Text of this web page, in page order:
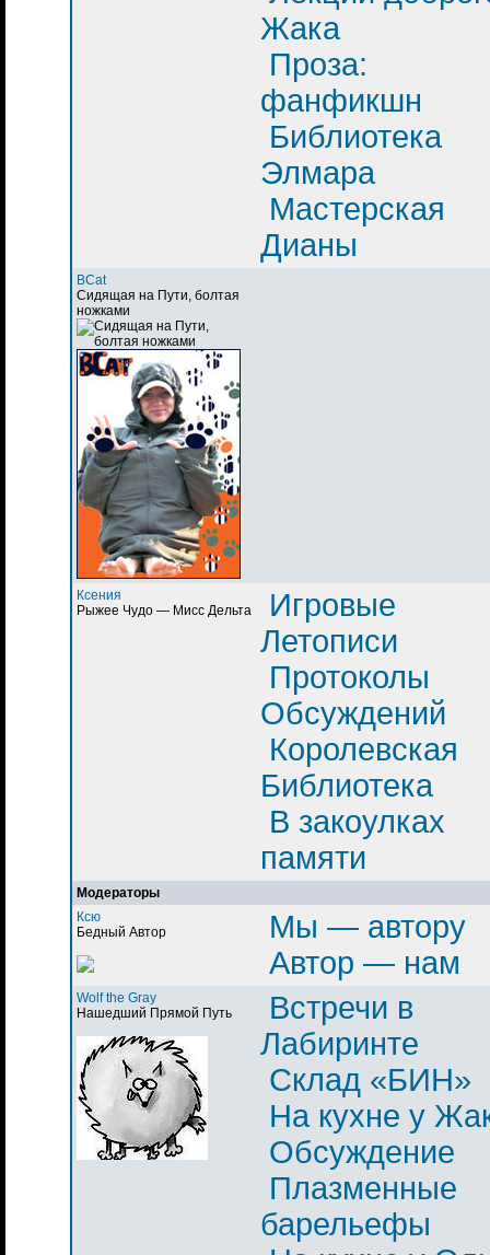
Жака
Проза:
фанфикшн
Библиотека
Элмара
Мастерская
Дианы
BCat
Сидящая на Пути, болтая
ножками
Ксения
Рыжее Чудо — Мисс Дельта
Игровые
Летописи
Протоколы
Обсуждений
Королевская
Библиотека
В закоулках
памяти
Модераторы
Ксю
Бедный Автор
Мы — автору
Автор — нам
Wolf the Gray
Нашедший Прямой Путь
Встречи в
Лабиринте
Склад «БИН»
На кухне у
Обсуждение
Плазменные
барельефы